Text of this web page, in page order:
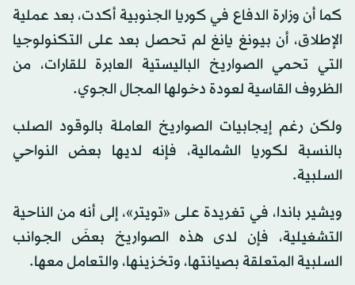
كما أن وزارة الدفاع في كوريا الجنوبية أكدت، بعد عملية
الإطلاق، أن بيونغ يانغ لم تحصل بعد على التكنولوجيا
التي تحمي الصواريخ الباليستية العابرة للقارات، من
الظروف القاسية لعودة دخولها المجال الجوي.
ولكن رغم إيجابيات الصواريخ العاملة بالوقود الصلب
بالنسبة لكوريا الشمالية، فإنه لديها بعض النواحي
السلبية.
ويشير باندا، في تغريدة على «تويتر»، إلى أنه من الناحية
التشغيلية، فإن لدى هذه الصواريخ بعضَ الجوانب
السلبية المتعلقة بصيانتها، وتخزينها، والتعامل معها.